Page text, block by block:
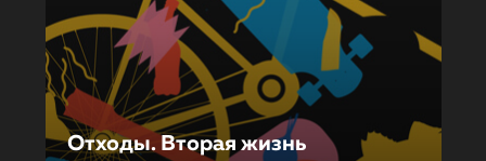
Отходы. Вторая жизнь